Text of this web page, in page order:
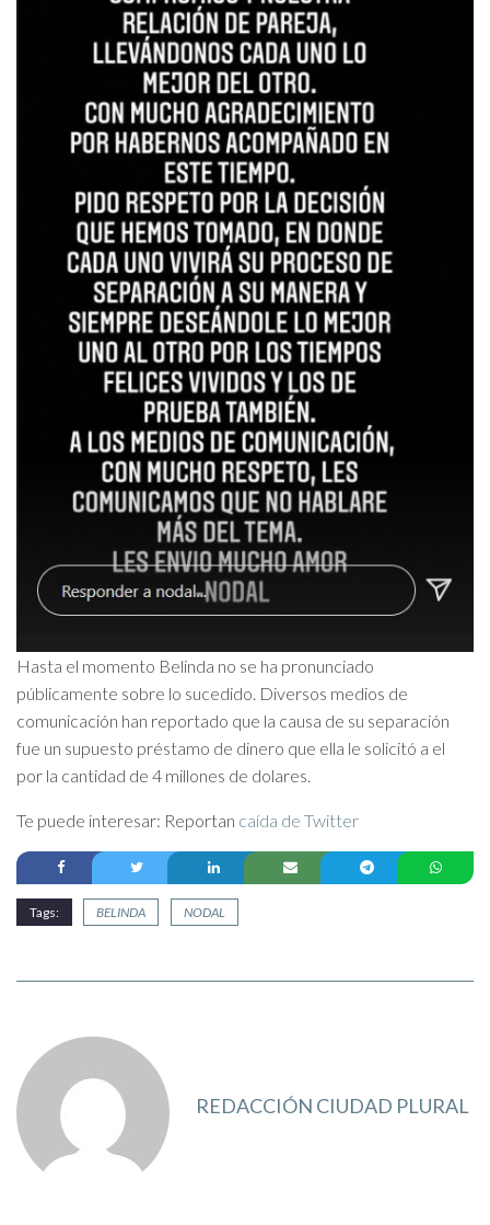
Hasta el momento Belinda no se ha pronunciado
públicamente sobre lo sucedido. Diversos medios de
comunicación han reportado que la causa de su separación
fue un supuesto préstamo de dinero que ella le solicitó a el
por la cantidad de 4 millones de dolares.
Te puede interesar: Reportan caída de Twitter
Tags: BELINDA NODAL
REDACCIÓN CIUDAD PLURAL